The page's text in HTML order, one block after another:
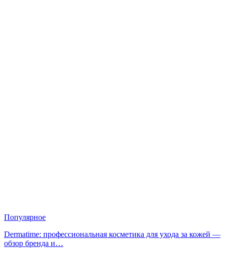
Популярное
Dermatime: профессиональная косметика для ухода за кожей —
обзор бренда и…